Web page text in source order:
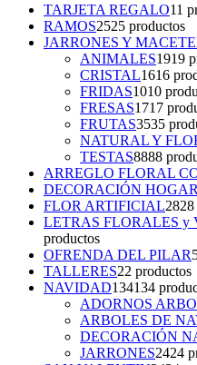
TARJETA REGALO11
RAMOS2525 productos
JARRONES Y
ANIMALES1919
CRISTAL1616
FRIDAS1010
FRESAS1717
FRUTAS3535
NATURAL Y
TESTAS8888
ARREGLO FLORAL
DECORACIÓN HOGAR
FLOR ARTIFICIAL28
LETRAS FLORALES y
productos
OFRENDA DEL PILAR
TALLERES22 productos
NAVIDAD134134
ADORNOS
ARBOLES DE
DECORACIÓN
JARRONES2424